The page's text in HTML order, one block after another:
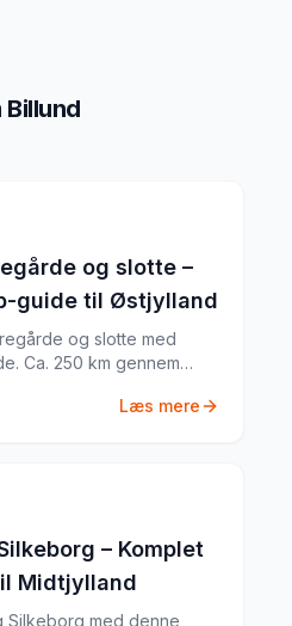
og slotte –
guide til Østjylland
og slotte med
Ca. 250 km gennem
mere. Tips til rute,
Læs mere
– Komplet
Midtjylland
Silkeborg med denne